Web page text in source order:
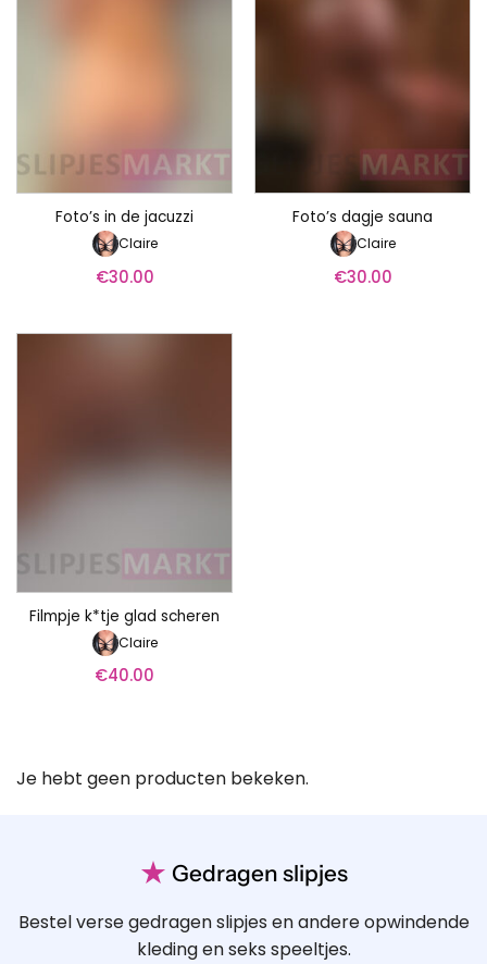
Foto’s in de jacuzzi
Claire
€30.00
Foto’s dagje sauna
Claire
€30.00
Filmpje k*tje glad scheren
Claire
€40.00
Je hebt geen producten bekeken.
★ Gedragen slipjes
Bestel verse gedragen slipjes en andere opwindende
kleding en seks speeltjes.